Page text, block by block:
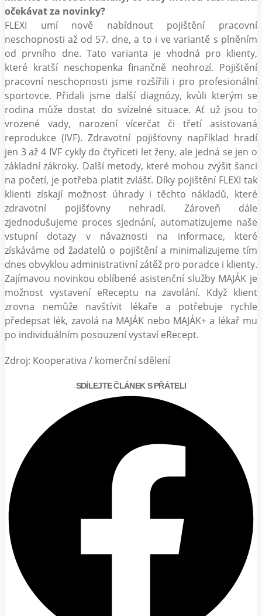
očekávat za novinky?
FLEXI umí nově nabídnout pojištění pracovní
neschopnosti až od 57. dne, a to i ve variantě s plněním
od prvního dne. Tato varianta je vhodná pro klienty,
které kratší neschopenka finančně neohrozí. Pojištění
pracovní neschopnosti jsme rozšířili i pro profesionální
sportovce. Přidali jsme další diagnózy, kvůli kterým se
rodina může dostat do svízelné situace. Ať už jsou to
vrozené vady, narození vícerčat či třetí asistovaná
reprodukce (IVF). Zdravotní pojišťovny například hradí
jen 3 až 4 IVF cykly do čtyřiceti let ženy, ale jedná se jen o
základní zákroky. Další metody, které mohou zvýšit šanci
na početí, je potřeba platit zvlášť. Díky pojištění FLEXI tak
klienti získají možnost úhrady i těchto nákladů, které
zdravotní pojišťovny nehradí. Zároveň dále
zjednodušujeme proces sjednání, automatizujeme naše
vstupní dotazy v návaznosti na informace, které
získáváme od žadatelů o pojištění a minimalizujeme tím
dnes obvyklou administrativní zátěž pro poradce i klienty.
Zajímavou novinkou oblíbené asistenční služby MAJÁK je
možnost vystavení eReceptu na zavolání. Když klient
zrovna nemůže navštívit lékaře a potřebuje rychle
předepsat lék, zavolá na MAJÁK nebo MAJÁK+ a lékař mu
po individuálním posouzení vystaví eRecept.
Zdroj: Kooperativa / komerční sdělení
SDÍLEJTE ČLÁNEK S PŘÁTELI